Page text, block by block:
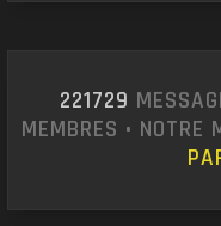
221729
MEMBRES • NOTRE